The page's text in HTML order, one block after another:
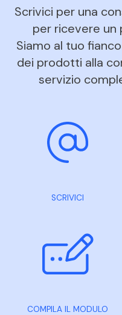
Scrivici per una
per ricevere un
Siamo al tuo
dei prodotti alla
servizio
SCRIVICI
COMPILA IL MODULO